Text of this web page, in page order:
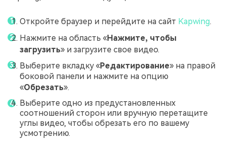
Откройте браузер и перейдите на сайт Kapwing.
Нажмите на область «Нажмите, чтобы
загрузить» и загрузите свое видео.
Выберите вкладку «Редактирование» на правой
боковой панели и нажмите на опцию
«Обрезать».
Выберите одно из предустановленных
соотношений сторон или вручную перетащите
углы видео, чтобы обрезать его по вашему
усмотрению.